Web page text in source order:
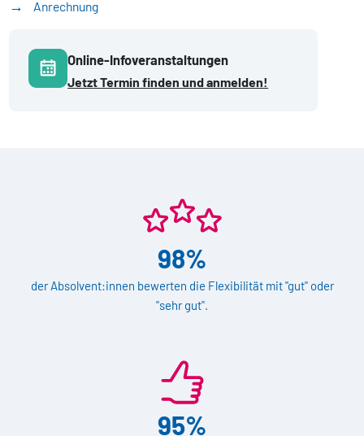
Anrechnung
Online-Infoveranstaltungen
Jetzt Termin finden und anmelden!
98%
der Absolvent:innen bewerten die Flexibilität mit "gut" oder
"sehr gut".
95%